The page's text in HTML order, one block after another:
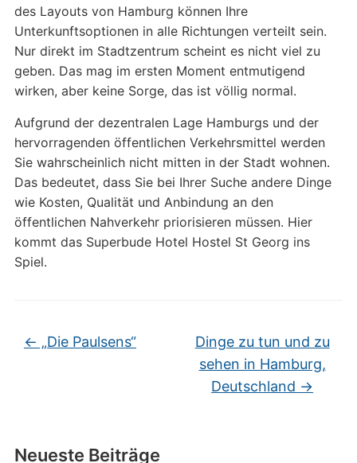
Neueste Beiträge
des Layouts von Hamburg können Ihre
Unterkunftsoptionen in alle Richtungen verteilt sein.
Nur direkt im Stadtzentrum scheint es nicht viel zu
geben. Das mag im ersten Moment entmutigend
wirken, aber keine Sorge, das ist völlig normal.
Aufgrund der dezentralen Lage Hamburgs und der
hervorragenden öffentlichen Verkehrsmittel werden
Sie wahrscheinlich nicht mitten in der Stadt wohnen.
Das bedeutet, dass Sie bei Ihrer Suche andere Dinge
wie Kosten, Qualität und Anbindung an den
öffentlichen Nahverkehr priorisieren müssen. Hier
kommt das Superbude Hotel Hostel St Georg ins
Spiel.
← „Die Paulsens“
Dinge zu tun und zu
sehen in Hamburg,
Deutschland →